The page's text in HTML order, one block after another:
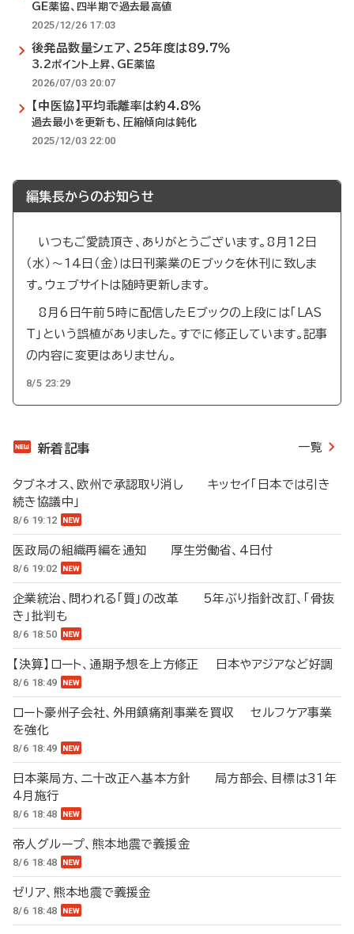
GE薬協、四半期で過去最高値
2025/12/26 17:03
後発品数量シェア、25年度は89.7％
3.2ポイント上昇、GE薬協
2026/07/03 20:07
【中医協】平均乖離率は約4.8％
過去最小を更新も、圧縮傾向は鈍化
2025/12/03 22:00
編集長からのお知らせ
いつもご愛読頂き、ありがとうございます。8月12日
（水）～14日（金）は日刊薬業のEブックを休刊に致しま
す。ウェブサイトは随時更新します。
8月6日午前5時に配信したEブックの上段には「LAS
T」という誤植がありました。すでに修正しています。記事
の内容に変更はありません。
8/5 23:29
新着記事 一覧
タブネオス、欧州で承認取り消し キッセイ「日本では引き
続き協議中」
8/6 19:12
医政局の組織再編を通知 厚生労働省、4日付
8/6 19:02
企業統治、問われる「質」の改革 5年ぶり指針改訂、「骨抜
き」批判も
8/6 18:50
【決算】ロート、通期予想を上方修正 日本やアジアなど好調
8/6 18:49
ロート豪州子会社、外用鎮痛剤事業を買収 セルフケア事業
を強化
8/6 18:49
日本薬局方、二十改正へ基本方針 局方部会、目標は31年
4月施行
8/6 18:48
帝人グループ、熊本地震で義援金
8/6 18:48
ゼリア、熊本地震で義援金
8/6 18:48